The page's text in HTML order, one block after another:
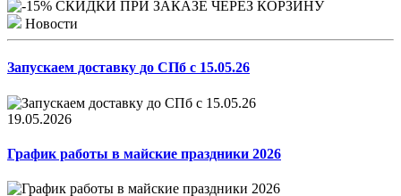
Новости
Запускаем доставку до СПб с 15.05.26
19.05.2026
График работы в майские праздники 2026